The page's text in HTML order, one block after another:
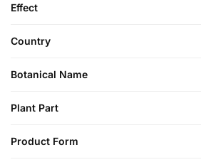
Effect
Country
Botanical Name
Plant Part
Product Form